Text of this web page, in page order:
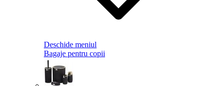
Deschide meniul
Bagaje pentru copii